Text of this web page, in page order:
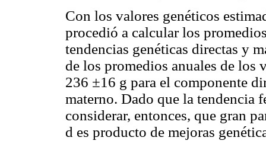
Con los valores genéticos
procedió a calcular los
tendencias genéticas directas y
de los promedios anuales de los
236 ±16 g para el componente
materno. Dado que la tendencia
considerar, entonces, que gran
d es producto de mejoras